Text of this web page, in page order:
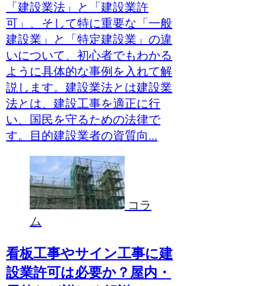
「建設業法」と「建設業許
可」、そして特に重要な「一般
建設業」と「特定建設業」の違
いについて、初心者でもわかる
ように具体的な事例を入れて解
説します。建設業法とは建設業
法とは、建設工事を適正に行
い、国民を守るための法律で
す。目的建設業者の資質向...
コラ
ム
看板工事やサイン工事に建
設業許可は必要か？屋内・